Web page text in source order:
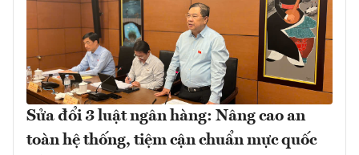
Sửa đổi 3 luật ngân hàng: Nâng cao an
toàn hệ thống, tiệm cận chuẩn mực quốc